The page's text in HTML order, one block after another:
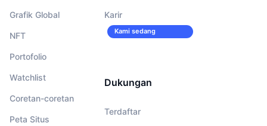
Grafik Global
NFT
Portofolio
Watchlist
Coretan-coretan
Peta Situs
Karir
Kami sedang
Dukungan
Terdaftar